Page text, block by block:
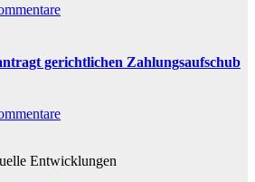
gerichtlichen Zahlungsaufschub
Entwicklungen